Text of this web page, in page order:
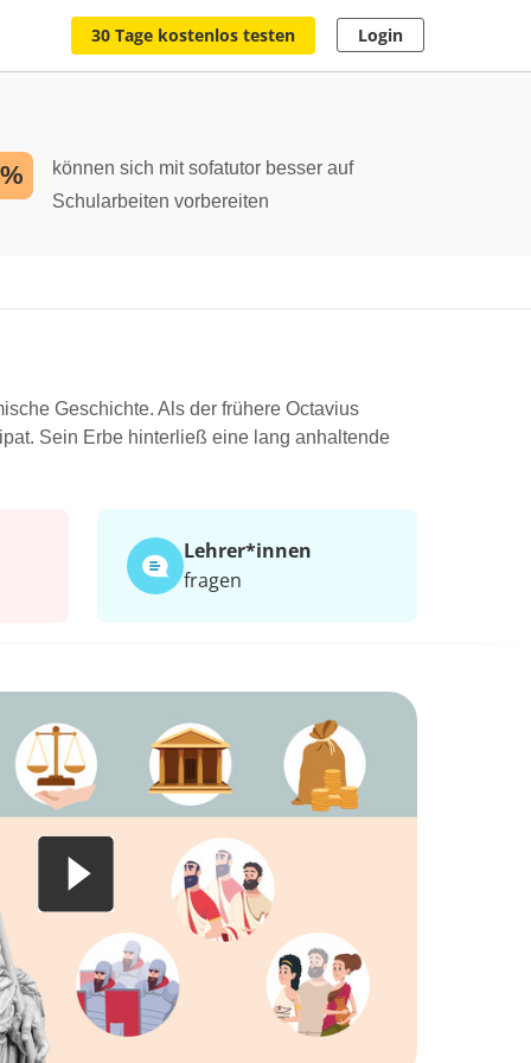
30 Tage kostenlos testen Login
können sich mit sofatutor besser auf
Schularbeiten vorbereiten
Geschichte. Als der frühere Octavius
Sein Erbe hinterließ eine lang anhaltende
Lehrer*​innen
fragen